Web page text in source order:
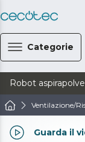
Categorie
Robot
Ventilazione/
Guarda il